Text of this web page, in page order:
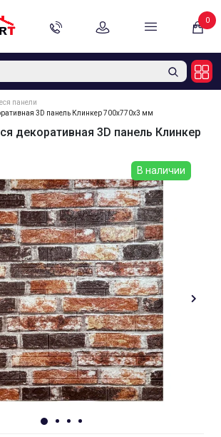
0
панели
3D панель Клинкер 700x770x3 мм
декоративная 3D панель Клинкер
В наличии